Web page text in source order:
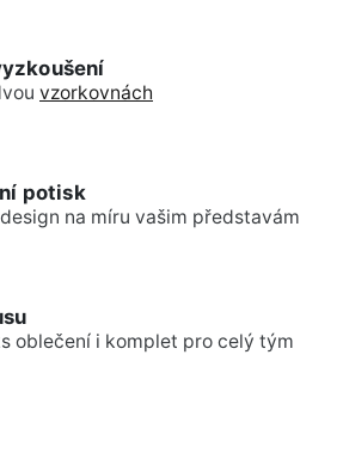
vzorkovnách
potisk
na míru vašim představám
oblečení i komplet pro celý tým